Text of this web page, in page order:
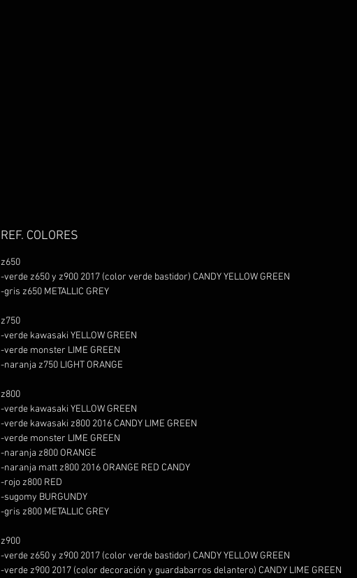
REF. COLORES
z650
-verde z650 y z900 2017 (color verde bastidor) CANDY YELLOW GREEN
-gris z650 METALLIC GREY
z750
-verde kawasaki YELLOW GREEN
-verde monster LIME GREEN
-naranja z750 LIGHT ORANGE
z800
-verde kawasaki YELLOW GREEN
-verde kawasaki z800 2016 CANDY LIME GREEN
-verde monster LIME GREEN
-naranja z800 ORANGE
-naranja matt z800 2016 ORANGE RED CANDY
-rojo z800 RED
-sugomy BURGUNDY
-gris z800 METALLIC GREY
z900
-verde z650 y z900 2017 (color verde bastidor) CANDY YELLOW GREEN
-verde z900 2017 (color decoración y guardabarros delantero) CANDY LIME GREEN